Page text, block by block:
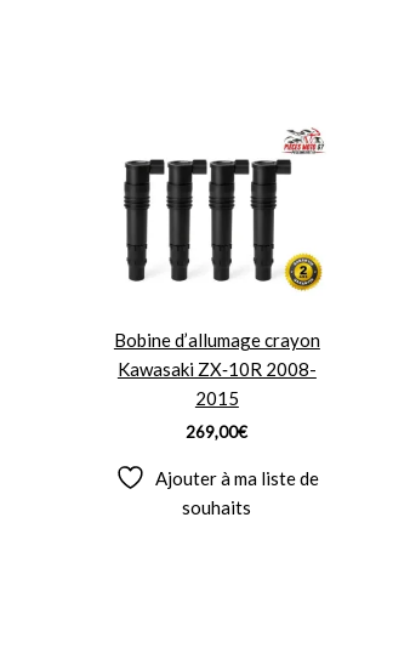
Bobine d’allumage crayon
Kawasaki ZX‑10R 2008-
2015
269,00€
Ajouter à ma liste de
souhaits